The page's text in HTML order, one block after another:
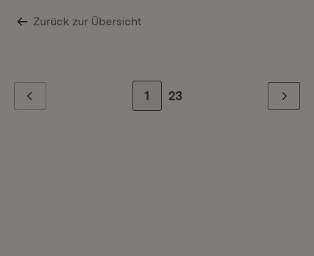
Zurück zur Übersicht
Zur Seite
1 Zur letzten Seite
23 Weiter